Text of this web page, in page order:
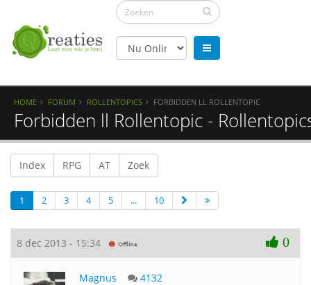
HOME FORUM ROLLENTOPICS FORBIDDEN LL ROLLENTOPIC
Forbidden ll Rollentopic -
Index RPG AT Zoek
1 2 3 4 5 ... 10
8 dec 2013 - 15:34 0
Magnus 4132